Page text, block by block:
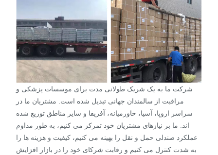
شرکت ما به یک شریک طولانی مدت برای موسسات پزشکی و
مراقبت از سالمندان جهانی تبدیل شده است. مشتریان ما در
سراسر اروپا، آسیا، خاورمیانه، آفریقا و سایر مناطق توزیع شده
اند. ما بر نیازهای مشتریان خود تمرکز می کنیم، به طور مداوم
عملکرد صندلی حمل و نقل را بهینه می کنیم، کیفیت و هزینه ها را
به شدت کنترل می کنیم و رقابت شرکای خود را در بازار افزایش